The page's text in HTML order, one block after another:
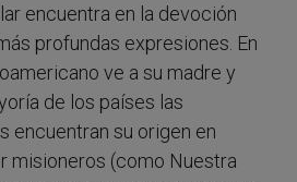
encuentra en la devoción
profundas expresiones. En
ve a su madre y
de los países las
encuentran su origen en
misioneros (como Nuestra